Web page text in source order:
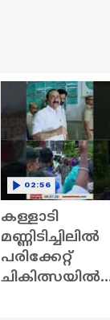
കള്ളാടി
മണ്ണിടിച്ചിലിൽ
പരിക്കേറ്റ്
ചികിത്സയിൽ
02:56